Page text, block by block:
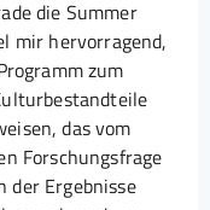
die Summer
mir hervorragend,
zum
das vom
Forschungsfrage
der Ergebnisse